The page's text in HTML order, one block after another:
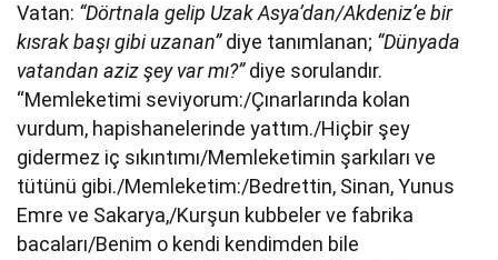
Vatan: “Dörtnala gelip Uzak Asya’dan/Akdeniz’e bir
kısrak başı gibi uzanan”diye tanımlanan; “Dünyada
vatandan aziz şey var mı?”diye sorulandır.
“Memleketimi seviyorum:/Çınarlarında kolan
vurdum, hapishanelerinde yattım./Hiçbir şey
gidermez iç sıkıntımı/Memleketimin şarkıları ve
tütünü gibi./Memleketim:/Bedrettin, Sinan, Yunus
Emre ve Sakarya,/Kurşun kubbeler ve fabrika
bacaları/Benim o kendi kendimden bile